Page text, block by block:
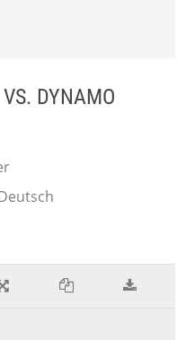
DYNAMO